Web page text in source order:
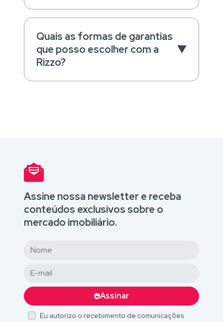
Quais as formas de garantias
que posso escolher com a
Rizzo?
Assine nossa newsletter e receba
conteúdos exclusivos sobre o
mercado imobiliário.
Assinar
Eu autorizo o recebimento de comunicações